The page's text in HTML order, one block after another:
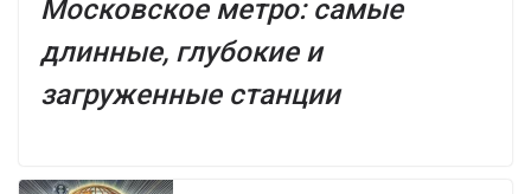
Московское метро: самые
длинные, глубокие и
загруженные станции